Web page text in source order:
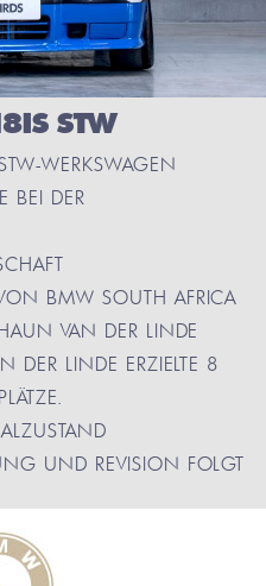
STW
WERKSWAGEN
BEI DER
BMW SOUTH AFRICA
VAN DER LINDE
DER LINDE ERZIELTE 8
UND REVISION FOLGT